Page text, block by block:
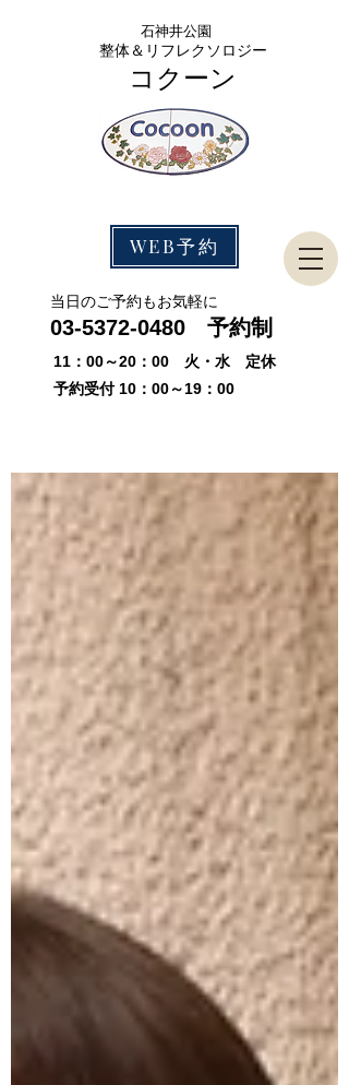
石神井公園
整体＆リフレクソロジー
コクーン
WEB予約
​当日のご予約もお気軽に
03-5372-0480 予約制
11：00～20：00 火・水 定休
予約受付 10：00～19：00